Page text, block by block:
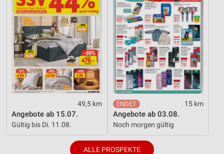
49,5 km
Angebote ab 15.07.
Gültig bis Di. 11.08.
15 km
Angebote ab 03.08.
Noch morgen gültig
ALLE PROSPEKTE